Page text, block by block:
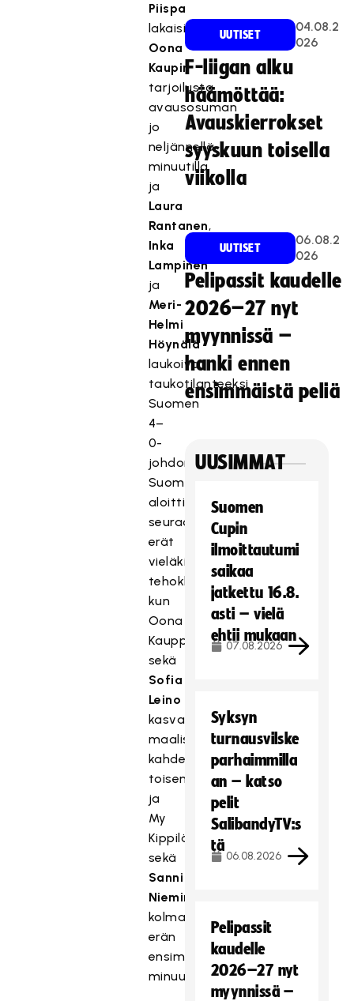
Piispa
lakaisi
Oona
Kaupin
tarjoilusta
avausosuman
jo
neljännellä
minuutilla
ja
Laura
Rantanen,
Inka
Lampinen
ja
Meri-
Helmi
Höynälä
laukoivat
taukotilanteeksi
Suomen
4–
0-
johdon.
Suomi
aloitti
seuraavat
erät
vieläkin
tehokkaammin,
kun
Oona
Kauppi
sekä
Sofia
Leino
kasvattivat
maalisaldoa
kahdella
toisen
ja
My
Kippilä
sekä
Sanni
Nieminen
kolmannen
erän
ensimmäisellä
minuutilla.
UUTISET
04.08.2
026
F-liigan alku
häämöttää:
Avauskierrokset
syyskuun toisella
viikolla
UUTISET
06.08.2
026
Pelipassit kaudelle
2026–27 nyt
myynnissä –
hanki ennen
ensimmäistä peliä
UUSIMMAT
Suomen
Cupin
ilmoittautumi
saikaa
jatkettu 16.8.
asti – vielä
ehtii mukaan
07.08.2026
Syksyn
turnausvilske
parhaimmilla
an – katso
pelit
SalibandyTV:s
tä
06.08.2026
Pelipassit
kaudelle
2026–27 nyt
myynnissä –